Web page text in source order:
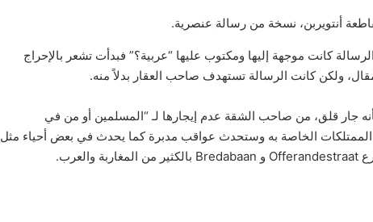
أنتويربن، نسخة من رسالة عنصرية.
كانت موجهة إليها ومكتوب عليها “عربية؟” فبدأت تشعر بالإحراج
ولكن كانت الرسالة تستهدف صاحب العقار بدلاً منه.
جار قلق، من صاحب الشقة عدم إيجارها لـ “المسلمين أو من في
الخاصة به وستحدث عواقب مدبرة كما يحدث في بعض أحياء مثل